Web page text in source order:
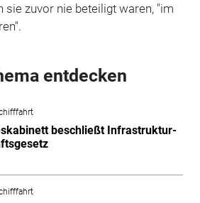
sie zuvor nie beteiligt waren, "im
entdecken
beschließt Infrastruktur-